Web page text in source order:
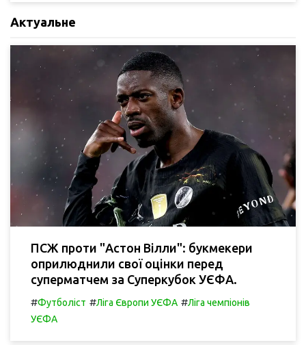
Актуальне
ПСЖ проти "Астон Вілли": букмекери
оприлюднили свої оцінки перед
суперматчем за Суперкубок УЄФА.
#Футболіст #Ліга Європи УЄФА #Ліга чемпіонів
УЄФА